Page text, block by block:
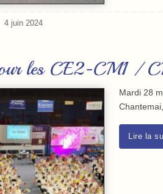
4 juin 2024
les CE2-CM1 /
Mardi 28
Lire la